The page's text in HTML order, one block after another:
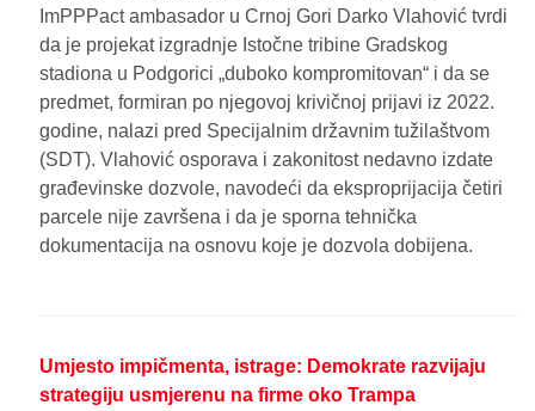
ImPPPact ambasador u Crnoj Gori Darko Vlahović tvrdi
da je projekat izgradnje Istočne tribine Gradskog
stadiona u Podgorici „duboko kompromitovan“ i da se
predmet, formiran po njegovoj krivičnoj prijavi iz 2022.
godine, nalazi pred Specijalnim državnim tužilaštvom
(SDT). Vlahović osporava i zakonitost nedavno izdate
građevinske dozvole, navodeći da eksproprijacija četiri
parcele nije završena i da je sporna tehnička
dokumentacija na osnovu koje je dozvola dobijena.
Umjesto impičmenta, istrage: Demokrate razvijaju
strategiju usmjerenu na firme oko Trampa